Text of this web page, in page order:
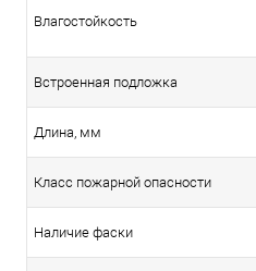
Влагостойкость
Встроенная подложка
Длина, мм
Класс пожарной опасности
Наличие фаски